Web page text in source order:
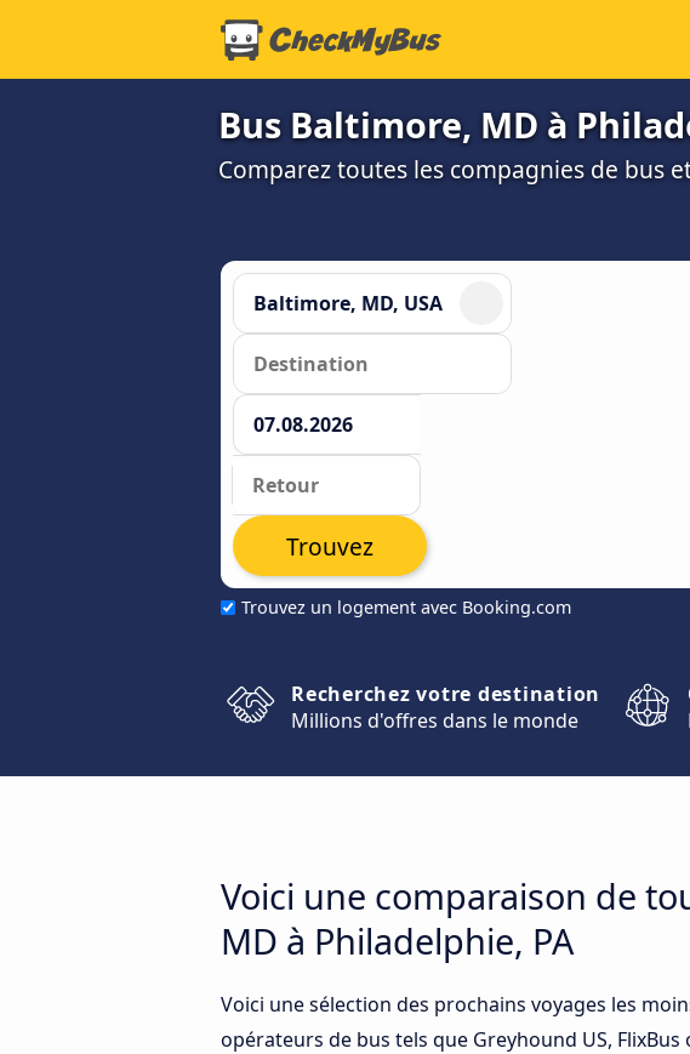
Bus Baltimore, MD à
Comparez toutes les compagnies de bus
Trouvez un logement avec Booking.com
Trouvez
Recherchez votre destination
Millions d'offres dans le monde
Voici une comparaison de
MD à Philadelphie, PA
Voici une sélection des prochains voyages les
opérateurs de bus tels que Greyhound US, FlixBus